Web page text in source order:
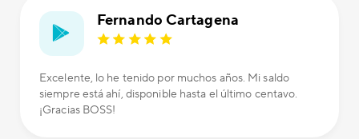
Fernando Cartagena
Excelente, lo he tenido por muchos años. Mi saldo
siempre está ahí, disponible hasta el último centavo.
¡Gracias BOSS!